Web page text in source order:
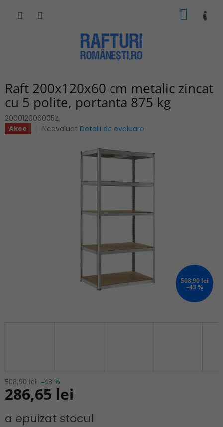
COŞ
Raft 200x120x60 cm metalic zincat
cu 5 polite, portanta 875 kg
200012006005Z
Akce
Evaluarea
Neevaluat Detalii de evaluare
508,90 lei
–43 %
508,90 lei –43 %
286,65 lei
preţ:
a epuizat stocul